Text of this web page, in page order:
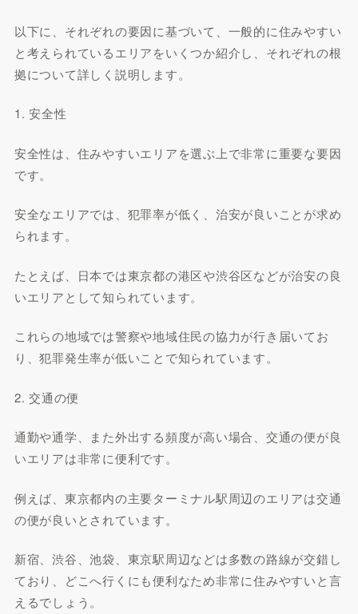
以下に、それぞれの要因に基づいて、一般的に住みやすい
と考えられているエリアをいくつか紹介し、それぞれの根
拠について詳しく説明します。
1. 安全性
安全性は、住みやすいエリアを選ぶ上で非常に重要な要因
です。
安全なエリアでは、犯罪率が低く、治安が良いことが求め
られます。
たとえば、日本では東京都の港区や渋谷区などが治安の良
いエリアとして知られています。
これらの地域では警察や地域住民の協力が行き届いてお
り、犯罪発生率が低いことで知られています。
2. 交通の便
通勤や通学、また外出する頻度が高い場合、交通の便が良
いエリアは非常に便利です。
例えば、東京都内の主要ターミナル駅周辺のエリアは交通
の便が良いとされています。
新宿、渋谷、池袋、東京駅周辺などは多数の路線が交錯し
ており、どこへ行くにも便利なため非常に住みやすいと言
えるでしょう。